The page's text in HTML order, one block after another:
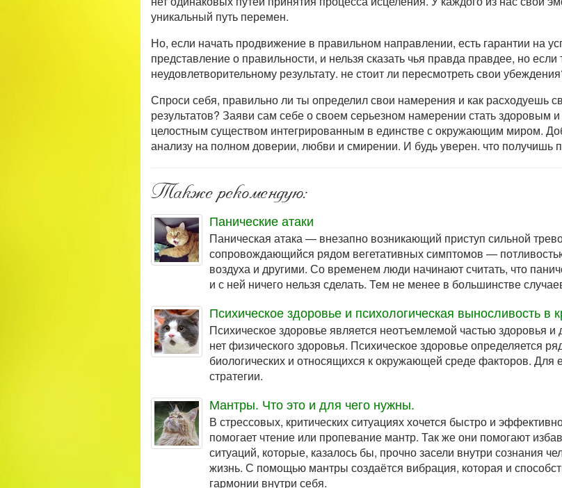
уникальный путь перемен.
Но, если начать продвижение в правильном направлении, есть гарантии на
представление о правильности, и нельзя сказать чья правда правдее, но
неудовлетворительному результату. не стоит ли пересмотреть свои
Спроси себя, правильно ли ты определил свои намерения и как расходуешь
результатов? Заяви сам себе о своем серьезном намерении стать здоровым
целостным существом интегрированным в единстве с окружающим миром.
анализу на полном доверии, любви и смирении. И будь уверен. что
Также рекомендую:
Панические атаки
Паническая атака — внезапно возникающий приступ сильной
сопровождающийся рядом вегетативных симптомов —
воздуха и другими. Со временем люди начинают считать, что
и с ней ничего нельзя сделать. Тем не менее в большинстве
Психическое здоровье и психологическая выносливость в
Психическое здоровье является неотъемлемой частью здоровья и
нет физического здоровья. Психическое здоровье определяется
биологических и относящихся к окружающей среде факторов.
стратегии.
Мантры. Что это и для чего нужны.
В стрессовых, критических ситуациях хочется быстро и
помогает чтение или пропевание мантр. Так же они помогают
ситуаций, которые, казалось бы, прочно засели внутри сознания
жизнь. С помощью мантры создаётся вибрация, которая и
гармонии внутри себя.